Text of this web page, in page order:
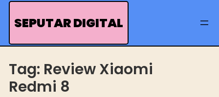
Skip
SEPUTAR DIGITAL
Tag: Review Xiaomi
Redmi 8